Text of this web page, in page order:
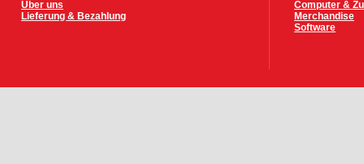
Über uns
Lieferung & Bezahlung
Computer &
Merchandise
Software